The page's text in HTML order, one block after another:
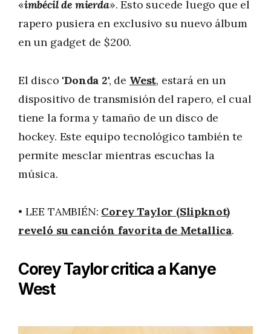
«imbécil de mierda». Esto sucede luego que el
rapero pusiera en exclusivo su nuevo álbum
en un gadget de $200.
El disco 'Donda 2', de West, estará en un
dispositivo de transmisión del rapero, el cual
tiene la forma y tamaño de un disco de
hockey. Este equipo tecnológico también te
permite mesclar mientras escuchas la
música.
• LEE TAMBIÉN: Corey Taylor (Slipknot)
reveló su canción favorita de Metallica.
Corey Taylor critica a Kanye
West